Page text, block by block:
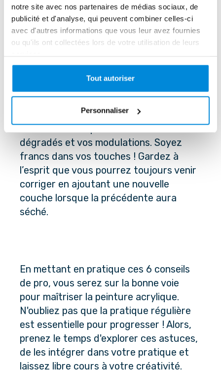
notre site avec nos partenaires de médias sociaux, de
publicité et d'analyse, qui peuvent combiner celles-ci
avec d'autres informations que vous leur avez fournies
ou qu'ils ont collectées lors de votre utilisation de leurs
Tout autoriser
Personnaliser
N’ayez pas peur d’utiliser suffisamment
de peinture sur votre pinceau. Cela vous
résultats. Ne le surchargez pas, mais
venez appliquer votre peinture sans
trop l’étendre, comme ça, elle reste
fraîche et vous pouvez travailler vos
dégradés et vos modulations. Soyez
francs dans vos touches ! Gardez à
l’esprit que vous pourrez toujours venir
corriger en ajoutant une nouvelle
couche lorsque la précédente aura
séché.
En mettant en pratique ces 6 conseils
de pro, vous serez sur la bonne voie
pour maîtriser la peinture acrylique.
N'oubliez pas que la pratique régulière
est essentielle pour progresser ! Alors,
prenez le temps d'explorer ces astuces,
de les intégrer dans votre pratique et
laissez libre cours à votre créativité.